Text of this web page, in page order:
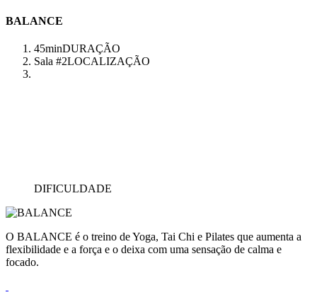
BALANCE
45minDURAÇÃO
Sala #2LOCALIZAÇÃO
DIFICULDADE
O BALANCE é o treino de Yoga, Tai Chi e Pilates que aumenta a
flexibilidade e a força e o deixa com uma sensação de calma e
focado.